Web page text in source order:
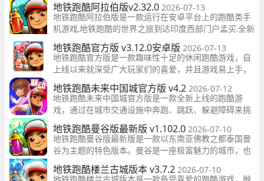
地铁跑酷阿拉伯版v2.32.0 2026-07-13
地铁跑酷阿拉伯版是一款运行在安卓平台上的跑酷类手
机游戏,地铁跑酷的世界之旅到达印度西部门户孟买,全新
的城市场景,美丽的海港风光让人陶醉。
地铁跑酷官方版 v3.12.0安卓版 2026-07-13
地铁跑酷官方版是一款趣味性十足的休闲跑酷游戏，自
上线以来就深受广大玩家们的喜爱，并且游戏易上手，
时间也不会很长，聚会、下课、坐公交、坐地铁、休闲
等各种场景都可以随时来一把对局，随时挑战历史记
录，突破自我
地铁跑酷未来中国城官方版 v4.2 2026-07-12
地铁跑酷未来中国城官方版是一款全新上线的跑酷游
戏，通过在城市交通设施中奔跑、跳跃、躲避障碍来挑
战自我，展示玩家们的操作技巧和反应能力。
地铁跑酷曼谷版最新版 v1.102.0 2026-07-10
地铁跑酷曼谷版最新版是一款以东南亚佛教之都泰国曼
谷为主题的特色版本。曼谷是一座极富魅力的城市，也
是令无数人喜爱的城市，金碧辉煌的建筑风格与乐安天
命的处世态度，让不少人对这里情有独钟
地铁跑酷楼兰古城版本 v3.7.2 2026-07-10